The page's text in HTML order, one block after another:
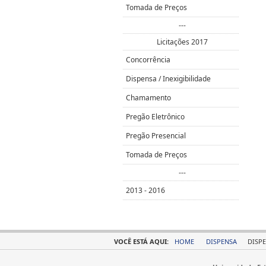
Tomada de Preços
---
Licitações 2017
Concorrência
Dispensa / Inexigibilidade
Chamamento
Pregão Eletrônico
Pregão Presencial
Tomada de Preços
---
2013 - 2016
VOCÊ ESTÁ AQUI: HOME DISPENSA